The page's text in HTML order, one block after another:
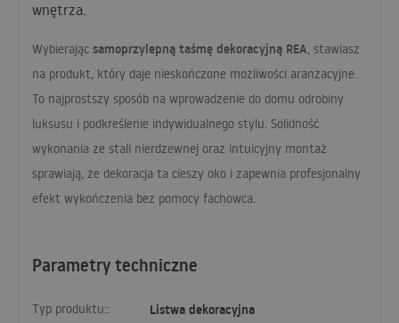
Parametry techniczne
Typ produktu:: Listwa dekoracyjna
wnętrza.
Wybierając samoprzylepną taśmę dekoracyjną REA, stawiasz
na produkt, który daje nieskończone możliwości aranżacyjne.
To najprostszy sposób na wprowadzenie do domu odrobiny
luksusu i podkreślenie indywidualnego stylu. Solidność
wykonania ze stali nierdzewnej oraz intuicyjny montaż
sprawiają, że dekoracja ta cieszy oko i zapewnia profesjonalny
efekt wykończenia bez pomocy fachowca.